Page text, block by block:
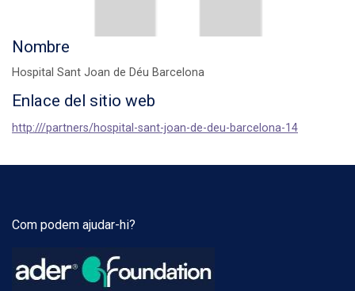
Nombre
Hospital Sant Joan de Déu Barcelona
Enlace del sitio web
http:///partners/hospital-sant-joan-de-deu-barcelona-14
Com podem ajudar-hi?